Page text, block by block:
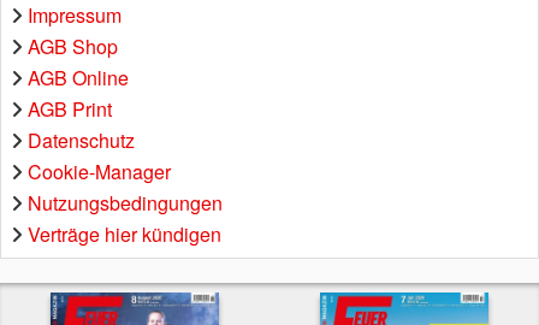
Impressum
AGB Shop
AGB Online
AGB Print
Datenschutz
Cookie-Manager
Nutzungsbedingungen
Verträge hier kündigen